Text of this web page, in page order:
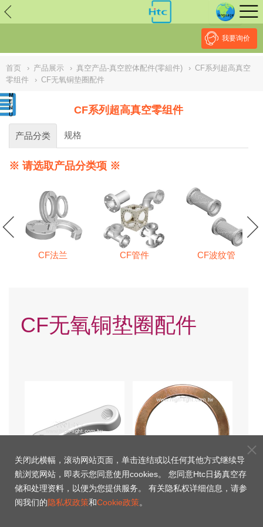
// replaced by scott on 2026/7/20 reason: high risk: Unsafe
Implementation Of Subresource Integrity /**/ // ------------------------------
我要询价
首页 › 产品展示 › 真空产品-真空腔体配件(零組件) › CF系列超高真空
零组件
› CF无氧铜垫圈配件
CF系列超高真空零组件
产品分类 规格
※ 请选取产品分类项 ※
CF法兰 CF管件 CF波纹管
CF无氧铜垫圈配件
CF法兰固定螺母
关闭此横幅，滚动网站页面，单击连结或以任何其他方式继续导
航浏览网站，即表示您同意使用cookies。 您同意Htc日扬真空存
储和处理资料，以便为您提供服务。 有关隐私权详细信息，请参
阅我们的隐私权政策和Cookie政策。